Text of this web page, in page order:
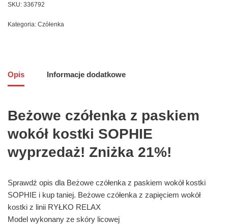
SKU: 336792
Kategoria: Czółenka
Opis Informacje dodatkowe
Beżowe czółenka z paskiem
wokół kostki SOPHIE
wyprzedaż! Zniżka 21%!
Sprawdź opis dla Beżowe czółenka z paskiem wokół kostki
SOPHIE i kup taniej. Beżowe czółenka z zapięciem wokół
kostki z linii RYŁKO RELAX
Model wykonany ze skóry licowej